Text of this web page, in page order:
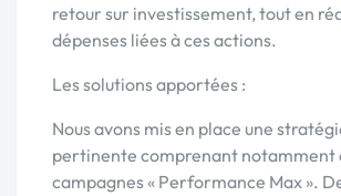
retour sur investissement, tout en
dépenses liées à ces actions.
Les solutions apportées :
Nous avons mis en place une
pertinente comprenant notamment
campagnes « Performance Max ».